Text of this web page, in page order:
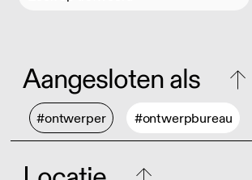
Aangesloten als
#ontwerper #ontwerpbureau